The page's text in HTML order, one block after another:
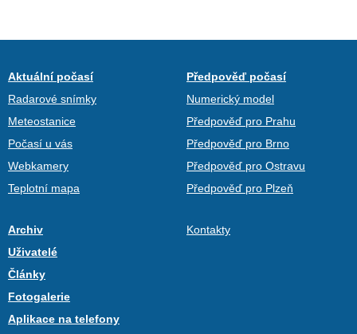
Aktuální počasí
Radarové snímky
Meteostanice
Počasí u vás
Webkamery
Teplotní mapa
Předpověď počasí
Numerický model
Předpověď pro Prahu
Předpověď pro Brno
Předpověď pro Ostravu
Předpověď pro Plzeň
Archiv
Uživatelé
Články
Fotogalerie
Aplikace na telefony
Kontakty